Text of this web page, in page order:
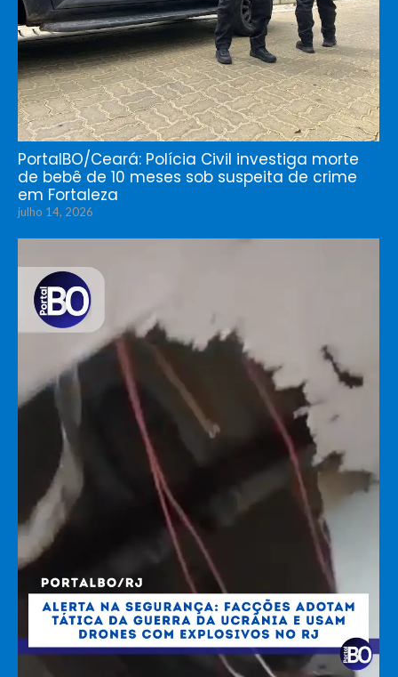
PortalBO/Ceará: Polícia Civil investiga morte
de bebê de 10 meses sob suspeita de crime
em Fortaleza
julho 14, 2026